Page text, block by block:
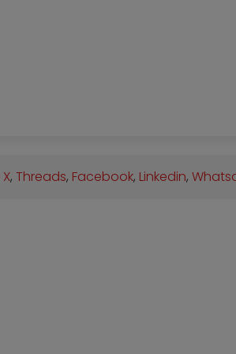
X, Threads, Facebook, Linkedin,